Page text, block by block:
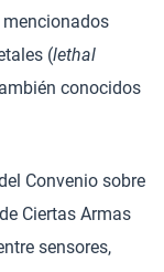
(lethal
conocidos
Convenio sobre
Ciertas Armas
sensores,